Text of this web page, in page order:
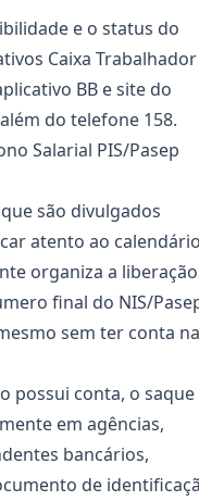
e o status do
Caixa
BB e site do
do telefone 158.
Salarial PIS/Pasep
são divulgados
atento ao
organiza a liberação
final do NIS/
sem ter conta na
possui conta, o saque
em agências,
bancários,
de